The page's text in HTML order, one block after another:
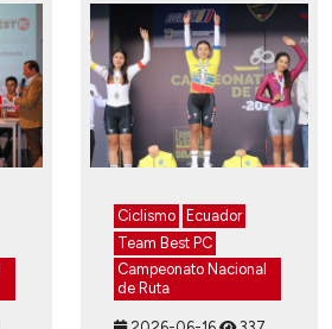
Ciclismo
Ecuador
Team Best PC
Campeonato Nacional
de Ruta